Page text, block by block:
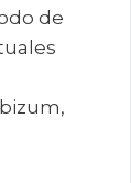
de